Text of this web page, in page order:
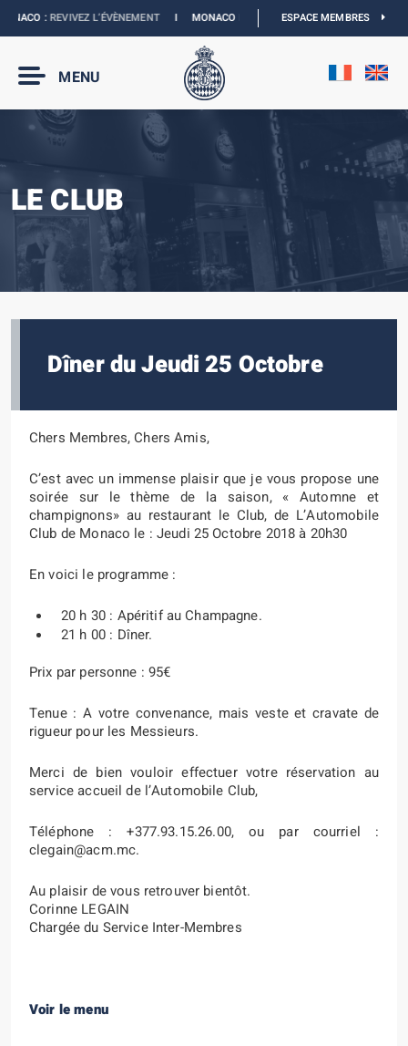
:REVIVEZ L’ÉVÈNEMENTI MONACO E-PRIX 2027 :NOUVELLES DATES
ESPACE MEMBRES
MENU
LE CLUB
Dîner du Jeudi 25 Octobre
Chers Membres, Chers Amis,
C’est avec un immense plaisir que je vous propose une
soirée sur le thème de la saison, « Automne et
champignons» au restaurant le Club, de L’Automobile
Club de Monaco le : Jeudi 25 Octobre 2018 à 20h30
En voici le programme :
20 h 30 : Apéritif au Champagne.
21 h 00 : Dîner.
Prix par personne : 95€
Tenue : A votre convenance, mais veste et cravate de
rigueur pour les Messieurs.
Merci de bien vouloir effectuer votre réservation au
service accueil de l’Automobile Club,
Téléphone : +377.93.15.26.00, ou par courriel :
clegain@acm.mc.
Au plaisir de vous retrouver bientôt.
Corinne LEGAIN
Chargée du Service Inter-Membres
Voir le menu